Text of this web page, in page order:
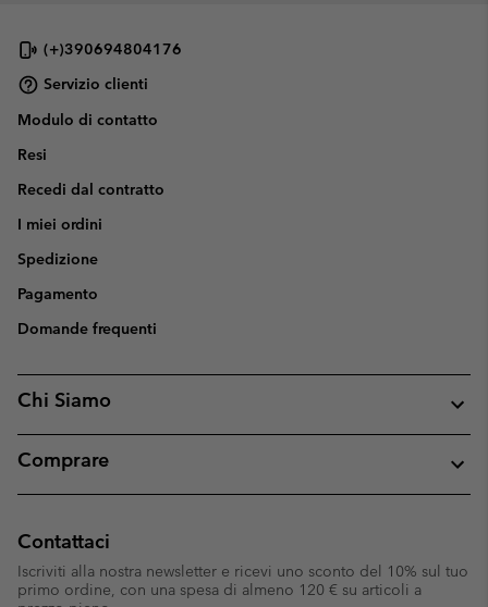
(+)390694804176
Servizio clienti
Modulo di contatto
Resi
Recedi dal contratto
I miei ordini
Spedizione
Pagamento
Domande frequenti
Chi Siamo
Comprare
Contattaci
Iscriviti alla nostra newsletter e ricevi uno sconto del 10% sul tuo
primo ordine, con una spesa di almeno 120 € su articoli a